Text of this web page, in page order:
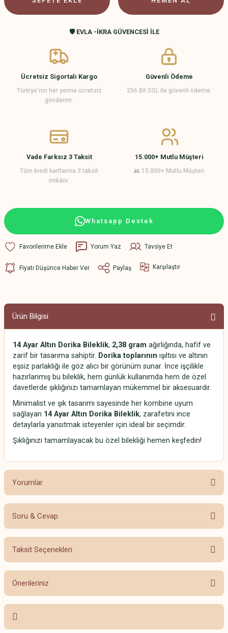
🛡️ EVLA -İKRA GÜVENCESİ İLE
Ücretsiz Sigortalı Kargo
Türkiye’nin her yerine ücretsiz
gönderim.
Güvenli Ödeme
256 Bit SSL ile güvenli ödeme.
Vade Farksız 3 Taksit
Tüm kredi kartlarına 3 taksit
imkânı.
15.000+ Mutlu Müşteri
👥 15.000+ Mutlu Müşteri
Whatsapp Destek
Yorum Yaz Tavsiye Et
Fiyatı Düşünce Haber Ver Paylaş Karşılaştır
Ürün Bilgisi
14 Ayar Altın Dorika Bileklik, 2,38 gram ağırlığında, hafif ve
zarif bir tasarıma sahiptir. Dorika toplarının ışıltısı ve altının
eşsiz parlaklığı ile göz alıcı bir görünüm sunar. İnce işçilikle
hazırlanmış bu bileklik, hem günlük kullanımda hem de özel
davetlerde şıklığınızı tamamlayan mükemmel bir aksesuardır.
Minimalist ve şık tasarımı sayesinde her kombine uyum
sağlayan 14 Ayar Altın Dorika Bileklik, zarafetini ince
detaylarla yansıtmak isteyenler için ideal bir seçimdir.
Şıklığınızı tamamlayacak bu özel bilekliği hemen keşfedin!
Yorumlar
Bu ürüne ilk yorumu siz yapın!
Soru & Cevap
Ürün hakkında henüz soru sorulmamış.
Taksit Seçenekleri
Önerileriniz
Bu ürünün fiyat bilgisi, resim, ürün açıklamalarında ve diğer konularda
yetersiz gördüğünüz noktaları öneri formunu kullanarak tarafımıza
iletebilirsiniz.